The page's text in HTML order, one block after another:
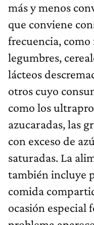
más y menos
que conviene
frecuencia,
legumbres,
lácteos
otros cuyo
como los
azucaradas, las
con exceso de
saturadas. La
también incluye
comida
ocasión especial